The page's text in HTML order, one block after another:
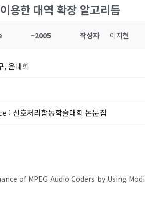
용한 대역 확장 알고리듬
~2005 작성자 이지현
, 윤대희
: 신호처리합동학술대회 논문집